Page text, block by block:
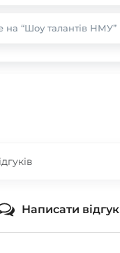
на “Шоу талантів НМУ”
Написати відгук